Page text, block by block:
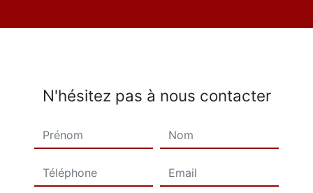
N'hésitez pas à nous contacter